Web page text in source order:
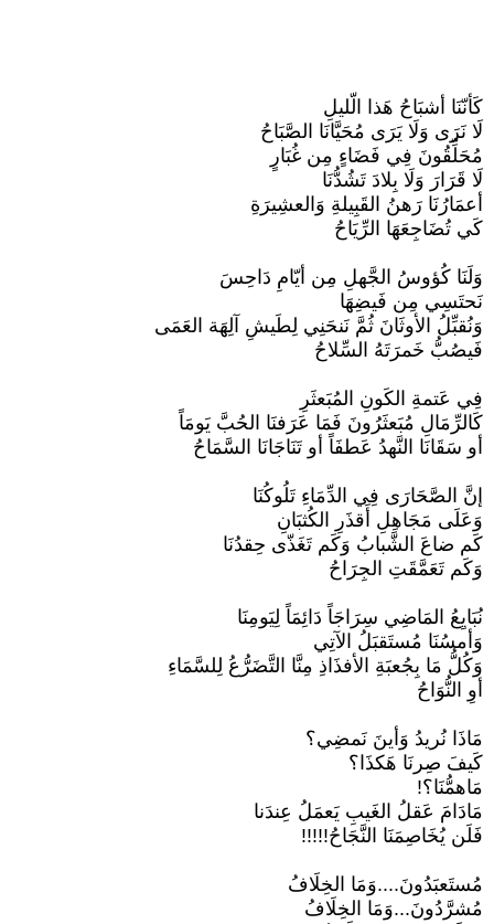
كَأنّنَا أشبَاحُ هَذا الّليلِ
لَا نَرَى وَلَا يَرَى مُحَيَّانَا الصَّبَاحُ
مُحَلِّقُونَ فِي فَضَاءٍ مِن غُبَارٍ
لَا قَرَارَ وَلَا بِلادَ تَشُدُّنَا
أعمَارُنَا رَهنُ القَبِيلةِ وَالعشِيرَةِ
كَي تُضَاجِعَهَا الرِّيَاحُ
وَلَنَا كُؤوسُ الجَّهلِ مِن أيّامِ دَاحِسَ
نَحتَسِي مِن فَيضِهَا
وَنُقبِّلُ الأوثَانَ ثُمَّ نَنحَنِي لِطَيشِ آلِهَة العَمَى
فَيصُبُّ خَمرَتَهُ السِّلاحُ
فِي عَتمةِ الكَونِ المُبَعثَرِ
كَالرِّمَالِ مُبَعثَرُونَ فَمَا عَرَفنَا الحُبَّ يَومَاً
أو سَقَانَا النَّهدُ عَطفَاً أو تَنَاجَانَا السَّمَاحُ
إنَّ الصَّحَارَى فِي الدِّمَاءِ تَلُوكُنَا
وَعَلَى مَجَاهِلِ أَقذَرِ الكُثبَانِ
كَم ضاعَ الشَّبابُ وَكَم تَغَذّى حِقدُنَا
وَكَم تَعَمَّقَتِ الجِرَاحُ
نُبَايِعُ المَاضِي سِرَاجَاً دَائِمَاً لِيَومِنَا
وَأمسُنَا مُستَقبَلُ الآتِي
وَكُلُّ مَا بِجُعبَةِ الأفذَاذِ مِنَّا التَّضَرُّعُ لِلسَّمَاءِ
أوِ النُّوَاحُ
مَاذَا نُريدُ وَأينَ نَمضِي؟
كَيفَ صِرنَا هَكذَا؟
مَاهمُّنَا؟!
مَادَامَ عَقلُ الغَيبِ يَعمَلُ عِندَنا
فَلَن يُخَاصِمَنَا النَّجَاحُ!!!!!
مُستَعبَدُونَ....وَمَا الخِلَافُ
مُشرَّدُونَ...وَمَا الخِلَافُ